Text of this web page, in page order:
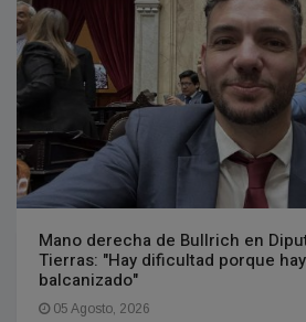
Mano derecha de Bullrich en
Tierras: "Hay dificultad porque
balcanizado"
05 Agosto, 2026